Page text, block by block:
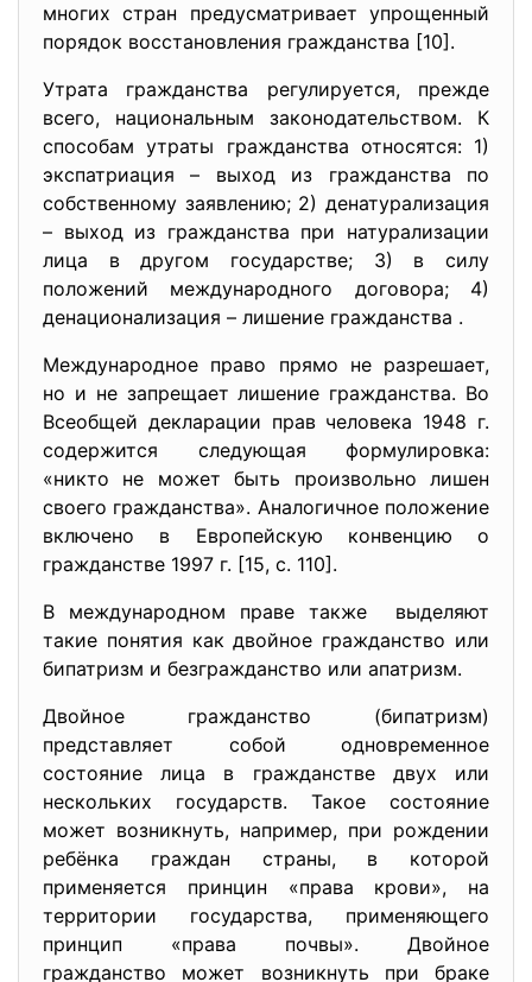
многих стран предусматривает упрощенный
порядок восстановления гражданства [10].
Утрата гражданства регулируется, прежде
всего, национальным законодательством. К
способам утраты гражданства относятся: 1)
экспатриация – выход из гражданства по
собственному заявлению; 2) денатурализация
– выход из гражданства при натурализации
лица в другом государстве; 3) в силу
положений международного договора; 4)
денационализация – лишение гражданства .
Международное право прямо не разрешает,
но и не запрещает лишение гражданства. Во
Всеобщей декларации прав человека 1948 г.
содержится следующая формулировка:
«никто не может быть произвольно лишен
своего гражданства». Аналогичное положение
включено в Европейскую конвенцию о
гражданстве 1997 г. [15, с. 110].
В международном праве также выделяют
такие понятия как двойное гражданство или
бипатризм и безгражданство или апатризм.
Двойное гражданство (бипатризм)
представляет собой одновременное
состояние лица в гражданстве двух или
нескольких государств. Такое состояние
может возникнуть, например, при рождении
ребёнка граждан страны, в которой
применяется принцин «права крови», на
территории государства, применяющего
принцип «права почвы». Двойное
гражданство может возникнуть при браке